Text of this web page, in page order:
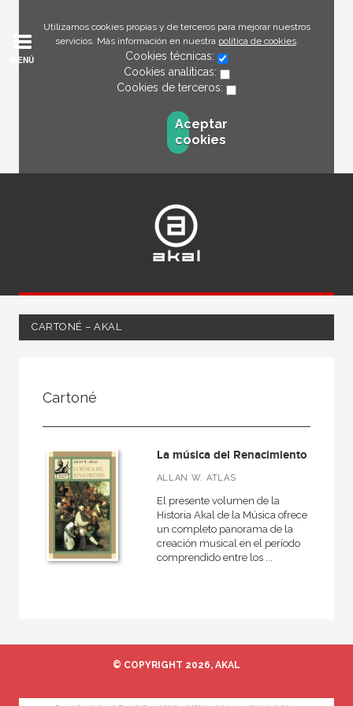
Utilizamos cookies propias y de terceros para mejorar nuestros
servicios. Más información en nuestra política de cookies.
Cookies técnicas:
Cookies analíticas:
Cookies de terceros:
Aceptar
cookies
MENÚ
CARTONÉ – AKAL
Ciencias humanas y sociales
Música
Moderna
MATERIAS
Didáctica de la música
Teoría de la música
Cartoné
La música del Renacimiento
ALLAN W. ATLAS
El presente volumen de la
Historia Akal de la Música ofrece
un completo panorama de la
creación musical en el período
comprendido entre los ...
© COPYRIGHT 2026, AKAL